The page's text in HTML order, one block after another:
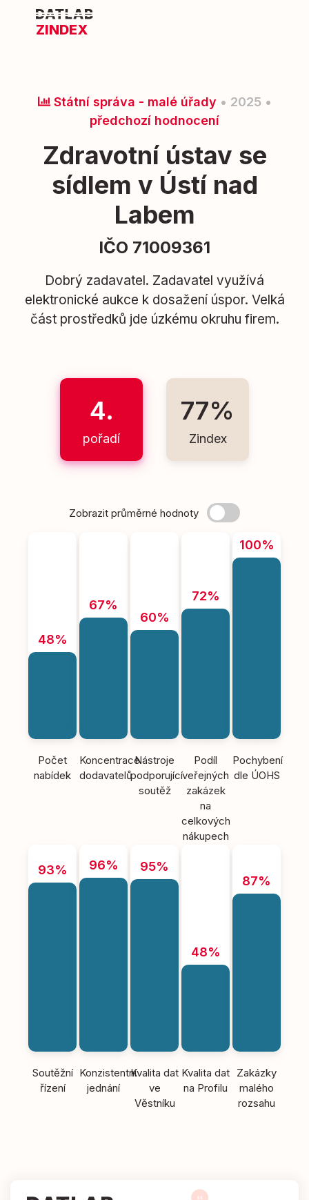
ZINDEX
Státní správa - malé úřady • 2025 •
předchozí hodnocení
Zdravotní ústav se
sídlem v Ústí nad
Labem
IČO 71009361
Dobrý zadavatel. Zadavatel využívá
elektronické aukce k dosažení úspor. Velká
část prostředků jde úzkému okruhu firem.
4.
pořadí
77%
Zindex
Zobrazit průměrné hodnoty
48%
Počet
nabídek
67%
Koncentrace
dodavatelů
60%
Nástroje
podporující
soutěž
72%
Podíl
veřejných
zakázek
na
celkových
nákupech
100%
Pochybení
dle ÚOHS
93%
Soutěžní
řízení
96%
Konzistentní
jednání
95%
Kvalita dat
ve
Věstníku
48%
Kvalita dat
na Profilu
87%
Zakázky
malého
rozsahu